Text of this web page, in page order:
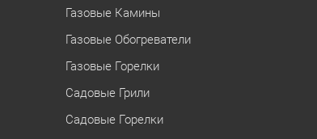
Газовые Камины
Газовые Обогреватели
Газовые Горелки
Садовые Грили
Садовые Горелки